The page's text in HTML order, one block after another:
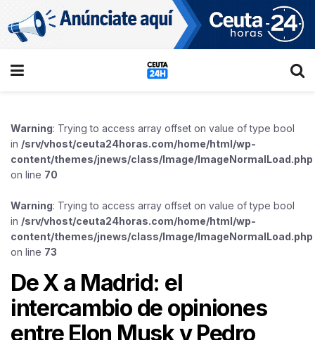
Warning: Trying to access array offset on value of type bool
in /srv/vhost/ceuta24horas.com/home/html/wp-
content/themes/jnews/class/Image/ImageNormalLoad.php
on line 70
Warning: Trying to access array offset on value of type bool
in /srv/vhost/ceuta24horas.com/home/html/wp-
content/themes/jnews/class/Image/ImageNormalLoad.php
on line 73
De X a Madrid: el
intercambio de opiniones
entre Elon Musk y Pedro